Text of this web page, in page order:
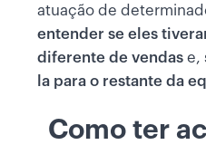
atuação de
entender se eles
diferente de vendas e,
la para o restante da
Como ter